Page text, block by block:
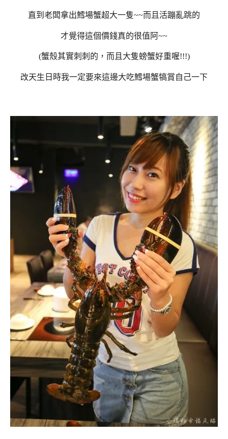
直到老闆拿出鱈場蟹超大一隻~~而且活蹦亂跳的
才覺得這個價錢真的很值阿~~
(蟹殼其實刺刺的，而且大隻螃蟹好重喔!!!)
改天生日時我一定要來這邊大吃鱈場蟹犒賞自己一下